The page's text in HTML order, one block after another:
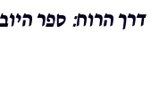
דרך הרוח: ספר